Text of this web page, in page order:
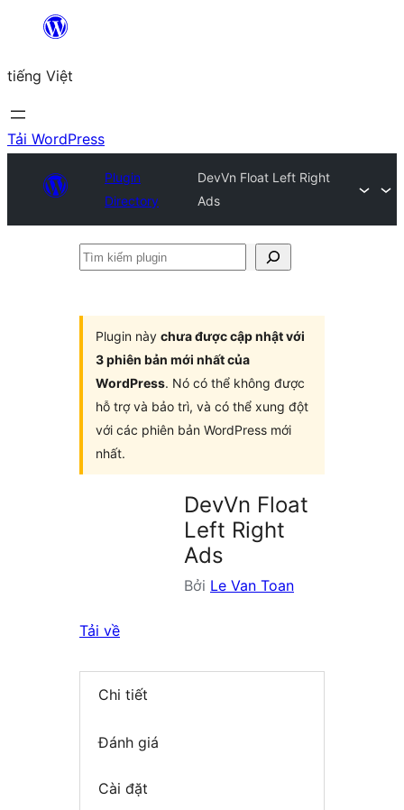
Chuyển
phần
nội
dung
tiếng Việt
Tải WordPress
Plugin
Directory
DevVn Float Left Right
Ads
Tìm
Plugin này chưa được cập nhật với
3 phiên bản mới nhất của
WordPress. Nó có thể không được
hỗ trợ và bảo trì, và có thể xung đột
với các phiên bản WordPress mới
nhất.
DevVn Float
Left Right
Ads
Bởi Le Van Toan
Tải về
Chi tiết
Đánh giá
Cài đặt